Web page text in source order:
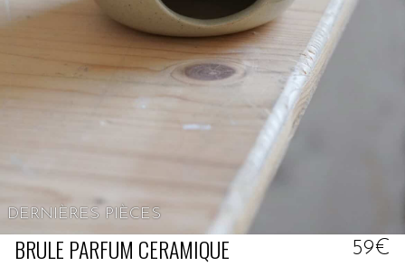
DERNIÈRES PIÈCES
BRULE PARFUM CERAMIQUE 59€